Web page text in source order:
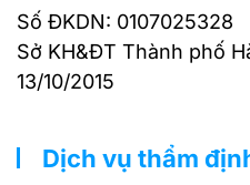
Số ĐKDN: 0107025328
Sở KH&ĐT Thành phố
13/10/2015
Dịch vụ thẩm